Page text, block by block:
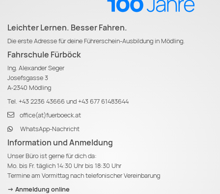
Leichter Lernen. Besser Fahren.
Die erste Adresse für deine Führerschein-Ausbildung in Mödling.
Fahrschule Fürböck
Ing. Alexander Seger
Josefsgasse 3
A-2340 Mödling
Tel. +43 2236 43666 und+43 677 61483644
office(at)fuerboeck.at
WhatsApp-Nachricht
Information und Anmeldung
Unser Büro ist gerne für dich da:
Mo. bis Fr. täglich 14:30 Uhr bis 18:30 Uhr
Termine am Vormittag nach telefonischer Vereinbarung
-> Anmeldung online